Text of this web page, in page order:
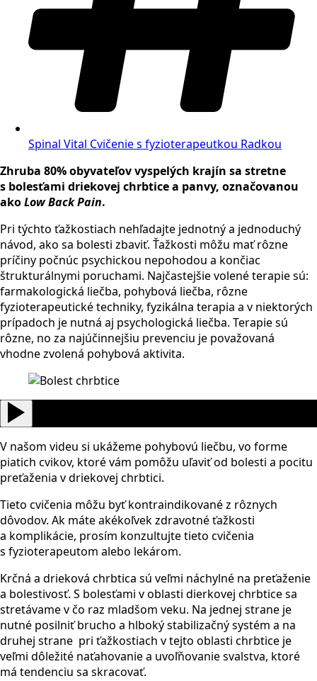
Spinal Vital Cvičenie s fyzioterapeutkou Radkou
Zhruba 80% obyvateľov vyspelých krajín sa stretne
s bolesťami driekovej chrbtice a panvy, označovanou
akoLow Back Pain.
Pri týchto ťažkostiach nehľadajte jednotný a jednoduchý
návod, ako sa bolesti zbaviť. Ťažkosti môžu mať rôzne
príčiny počnúc psychickou nepohodou a končiac
štrukturálnymi poruchami. Najčastejšie volené terapie sú:
farmakologická liečba, pohybová liečba, rôzne
fyzioterapeutické techniky, fyzikálna terapia a v niektorých
prípadoch je nutná aj psychologická liečba. Terapie sú
rôzne, no za najúčinnejšiu prevenciu je považovaná
vhodne zvolená pohybová aktivita.
V našom videu si ukážeme pohybovú liečbu, vo forme
piatich cvikov, ktoré vám pomôžu uľaviť od bolesti a pocitu
preťaženia v driekovej chrbtici.
Tieto cvičenia môžu byť kontraindikované z rôznych
dôvodov. Ak máte akékoľvek zdravotné ťažkosti
a komplikácie, prosím konzultujte tieto cvičenia
s fyzioterapeutom alebo lekárom.
Krčná a drieková chrbtica sú veľmi náchylné na preťaženie
a bolestivosť. S bolesťami v oblasti dierkovej chrbtice sa
stretávame v čo raz mladšom veku. Na jednej strane je
nutné posilniť brucho a hlboký stabilizačný systém a na
druhej strane pri ťažkostiach v tejto oblasti chrbtice je
veľmi dôležité naťahovanie a uvoľňovanie svalstva, ktoré
má tendenciu sa skracovať.